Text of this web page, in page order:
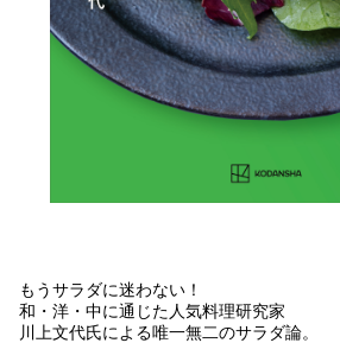
もうサラダに迷わない！
和・洋・中に通じた人気料理研究家
川上文代氏による唯一無二のサラダ論。